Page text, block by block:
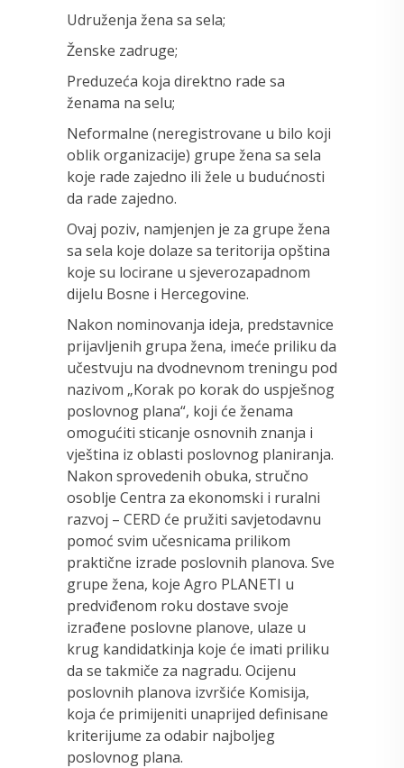
Udruženja žena sa sela;
Ženske zadruge;
Preduzeća koja direktno rade sa
ženama na selu;
Neformalne (neregistrovane u bilo koji
oblik organizacije) grupe žena sa sela
koje rade zajedno ili žele u budućnosti
da rade zajedno.
Ovaj poziv, namjenjen je za grupe žena
sa sela koje dolaze sa teritorija opština
koje su locirane u sjeverozapadnom
dijelu Bosne i Hercegovine.
Nakon nominovanja ideja, predstavnice
prijavljenih grupa žena, imeće priliku da
učestvuju na dvodnevnom treningu pod
nazivom „Korak po korak do uspješnog
poslovnog plana“, koji će ženama
omogućiti sticanje osnovnih znanja i
vještina iz oblasti poslovnog planiranja.
Nakon sprovedenih obuka, stručno
osoblje Centra za ekonomski i ruralni
razvoj – CERD će pružiti savjetodavnu
pomoć svim učesnicama prilikom
praktične izrade poslovnih planova. Sve
grupe žena, koje Agro PLANETI u
predviđenom roku dostave svoje
izrađene poslovne planove, ulaze u
krug kandidatkinja koje će imati priliku
da se takmiče za nagradu. Ocijenu
poslovnih planova izvršiće Komisija,
koja će primijeniti unaprijed definisane
kriterijume za odabir najboljeg
poslovnog plana.